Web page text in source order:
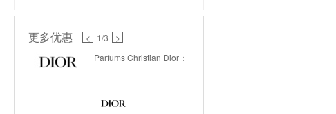
更多优惠 < 1/3
>
Parfums Christian Dior：